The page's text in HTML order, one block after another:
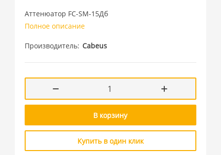
Аттенюатор FC-SM-15Дб
Полное описание
Производитель Cabeus
В корзину
Купить в один клик